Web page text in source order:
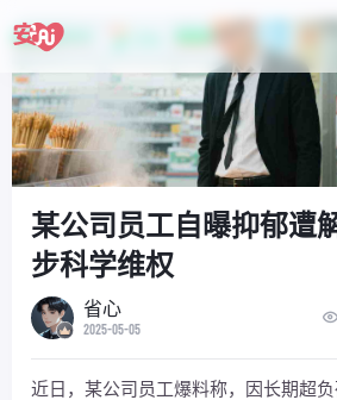
某公司员工自曝抑郁遭
步科学维权
省心
2025-05-05
近日，某公司员工爆料称，因长期超